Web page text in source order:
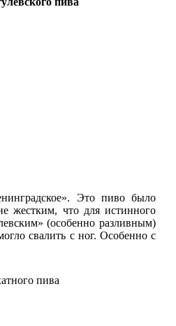
Это пиво было
жестким, что для истинного
(особенно разливным)
свалить с ног. Особенно с